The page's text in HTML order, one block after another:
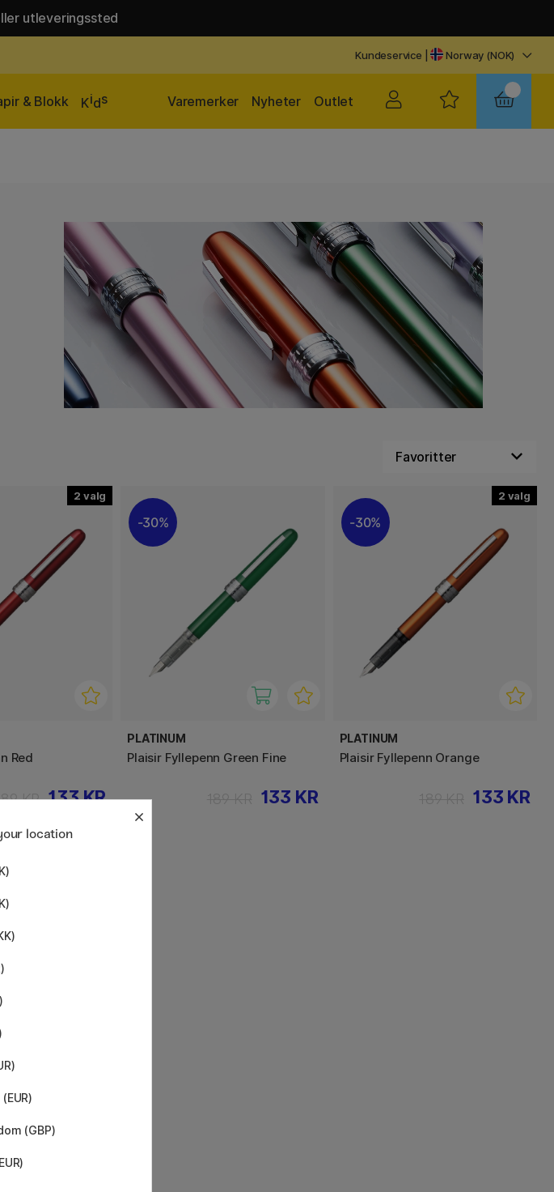
utleveringssted
Kundeservice | Norway (NOK)
& Blokk Kids Outlet
Nyheter
Varemerker
2
Red
133 KR
KR
30%
PLATINUM
Plaisir Fyllepenn Green Fine
133 KR
2
30%
PLATINUM
Plaisir Fyllepenn Orange
133 KR
location
(GBP)